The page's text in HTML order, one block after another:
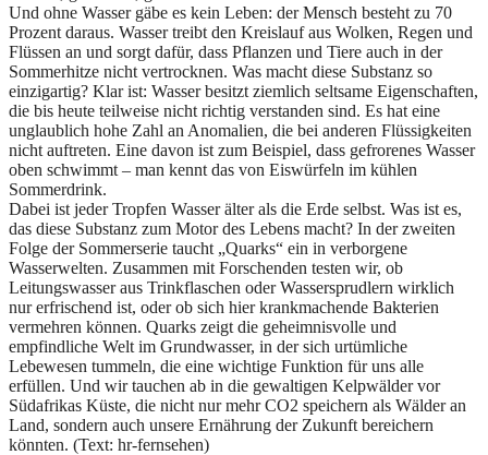
Und ohne Wasser gäbe es kein Leben: der Mensch besteht zu 70
Prozent daraus. Wasser treibt den Kreislauf aus Wolken, Regen und
Flüssen an und sorgt dafür, dass Pflanzen und Tiere auch in der
Sommerhitze nicht vertrocknen. Was macht diese Substanz so
einzigartig? Klar ist: Wasser besitzt ziemlich seltsame Eigenschaften,
die bis heute teilweise nicht richtig verstanden sind. Es hat eine
unglaublich hohe Zahl an Anomalien, die bei anderen Flüssigkeiten
nicht auftreten. Eine davon ist zum Beispiel, dass gefrorenes Wasser
oben schwimmt – man kennt das von Eiswürfeln im kühlen
Sommerdrink.
Dabei ist jeder Tropfen Wasser älter als die Erde selbst. Was ist es,
das diese Substanz zum Motor des Lebens macht? In der zweiten
Folge der Sommerserie taucht „Quarks“ ein in verborgene
Wasserwelten. Zusammen mit Forschenden testen wir, ob
Leitungswasser aus Trinkflaschen oder Wassersprudlern wirklich
nur erfrischend ist, oder ob sich hier krankmachende Bakterien
vermehren können. Quarks zeigt die geheimnisvolle und
empfindliche Welt im Grundwasser, in der sich urtümliche
Lebewesen tummeln, die eine wichtige Funktion für uns alle
erfüllen. Und wir tauchen ab in die gewaltigen Kelpwälder vor
Südafrikas Küste, die nicht nur mehr CO2 speichern als Wälder an
Land, sondern auch unsere Ernährung der Zukunft bereichern
könnten. (Text: hr-fernsehen)